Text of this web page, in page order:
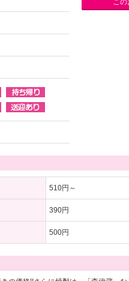
こ
510円～
390円
500円